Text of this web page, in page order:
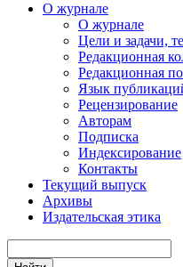
О журнале
О журнале
Цели и задачи,
Редакционная
Редакционная
Язык
Рецензирование
Авторам
Подписка
Индексирование
Контакты
Текущий выпуск
Архивы
Издательская этика